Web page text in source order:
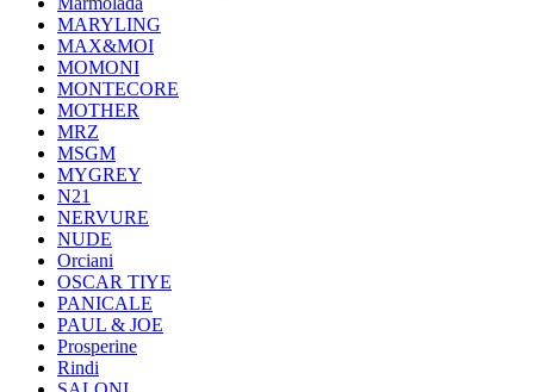
MARYLING
MAX&MOI
MOMONI
MONTECORE
MOTHER
MRZ
MSGM
MYGREY
N21
NERVURE
NUDE
Orciani
OSCAR TIYE
PANICALE
PAUL & JOE
Prosperine
Rindi